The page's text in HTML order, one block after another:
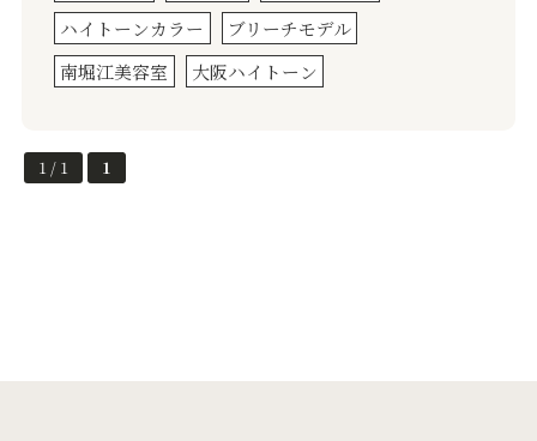
ハイトーンカラー
ブリーチモデル
南堀江美容室
大阪ハイトーン
1 / 1 1